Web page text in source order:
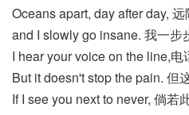
Oceans apart, day after day,
and I slowly go insane. 我一步
I hear your voice on the line,电
But it doesn't stop the pain. 但
If I see you next to never, 倘若